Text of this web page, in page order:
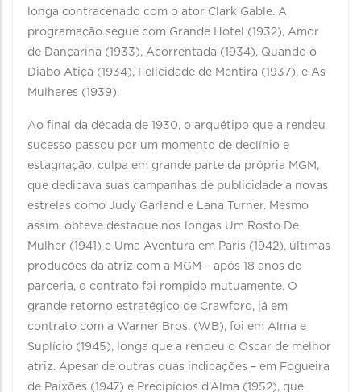
longa contracenado com o ator Clark Gable. A
programação segue com Grande Hotel (1932), Amor
de Dançarina (1933), Acorrentada (1934), Quando o
Diabo Atiça (1934), Felicidade de Mentira (1937), e As
Mulheres (1939).
Ao final da década de 1930, o arquétipo que a rendeu
sucesso passou por um momento de declínio e
estagnação, culpa em grande parte da própria MGM,
que dedicava suas campanhas de publicidade a novas
estrelas como Judy Garland e Lana Turner. Mesmo
assim, obteve destaque nos longas Um Rosto De
Mulher (1941) e Uma Aventura em Paris (1942), últimas
produções da atriz com a MGM – após 18 anos de
parceria, o contrato foi rompido mutuamente. O
grande retorno estratégico de Crawford, já em
contrato com a Warner Bros. (WB), foi em Alma e
Suplício (1945), longa que a rendeu o Oscar de melhor
atriz. Apesar de outras duas indicações – em Fogueira
de Paixões (1947) e Precipícios d’Alma (1952), que